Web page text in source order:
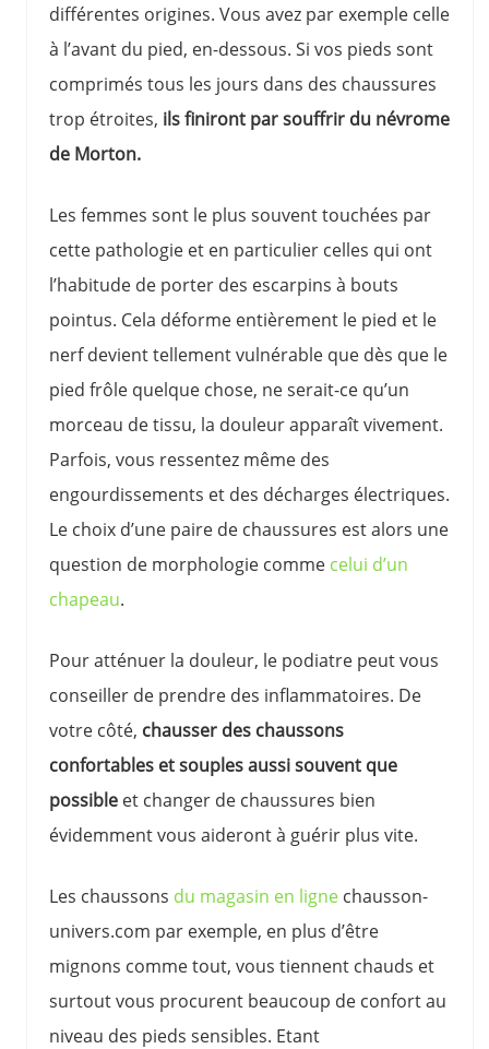
différentes origines. Vous avez par exemple celle
à l’avant du pied, en-dessous. Si vos pieds sont
comprimés tous les jours dans des chaussures
trop étroites, ils finiront par souffrir du névrome
de Morton.
Les femmes sont le plus souvent touchées par
cette pathologie et en particulier celles qui ont
l’habitude de porter des escarpins à bouts
pointus. Cela déforme entièrement le pied et le
nerf devient tellement vulnérable que dès que le
pied frôle quelque chose, ne serait-ce qu’un
morceau de tissu, la douleur apparaît vivement.
Parfois, vous ressentez même des
engourdissements et des décharges électriques.
Le choix d’une paire de chaussures est alors une
question de morphologie comme celui d’un
chapeau.
Pour atténuer la douleur, le podiatre peut vous
conseiller de prendre des inflammatoires. De
votre côté, chausser des chaussons
confortables et souples aussi souvent que
possible et changer de chaussures bien
évidemment vous aideront à guérir plus vite.
Les chaussons du magasin en ligne chausson-
univers.com par exemple, en plus d’être
mignons comme tout, vous tiennent chauds et
surtout vous procurent beaucoup de confort au
niveau des pieds sensibles. Etant